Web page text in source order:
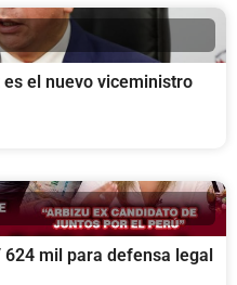
el nuevo viceministro
624 mil para defensa legal